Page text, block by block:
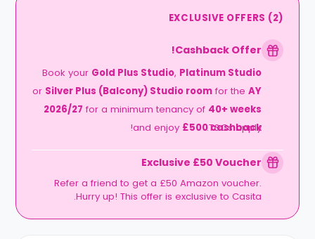
EXCLUSIVE OFFERS (2)
Cashback Offer!
Book your Gold Plus Studio, Platinum Studio
or Silver Plus (Balcony) Studio roomfor theAY
2026/27 for a minimum tenancy of 40+ weeks
and enjoy £500 cashback
! T&Cs apply.
Exclusive £50 Voucher
Refer a friend to get a £50 Amazon voucher.
Hurry up! This offer is exclusive to Casita.